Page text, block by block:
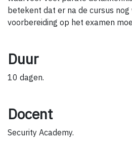
betekent dat er na de cursus nog
voorbereiding op het examen
Duur
10 dagen.
Docent
Security Academy.